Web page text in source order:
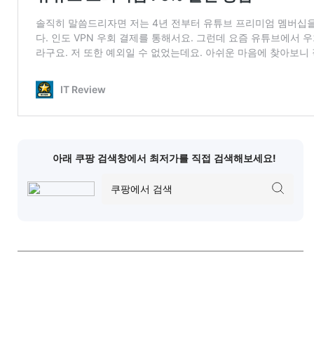
아래 쿠팡 검색창에서 최저가를 직접 검색해보세요!